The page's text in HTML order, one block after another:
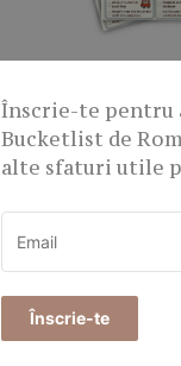
Înscrie-te pentru
Bucketlist de
alte sfaturi utile
Înscrie-te